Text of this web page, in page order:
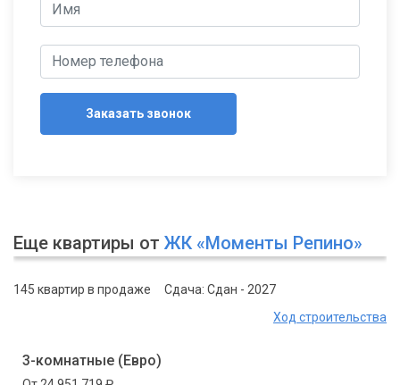
Заказать звонок
Еще квартиры от ЖК «Моменты Репино»
145 квартир в продаже
Сдача: Сдан - 2027
Ход строительства
3-комнатные (Евро)